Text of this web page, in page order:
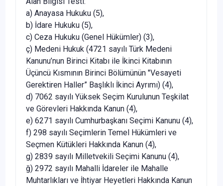
a) Anayasa Hukuku (5),
b) İdare Hukuku (5),
c) Ceza Hukuku (Genel Hükümler) (3),
ç) Medeni Hukuk (4721 sayılı Türk Medeni
Kanunu’nun Birinci Kitabı ile İkinci Kitabının
Üçüncü Kısmının Birinci Bölümünün "Vesayeti
Gerektiren Haller” Başlıklı İkinci Ayrımı) (4),
d) 7062 sayılı Yüksek Seçim Kurulunun Teşkilat
ve Görevleri Hakkında Kanun (4),
e) 6271 sayılı Cumhurbaşkanı Seçimi Kanunu (4),
f) 298 sayılı Seçimlerin Temel Hükümleri ve
Seçmen Kütükleri Hakkında Kanun (4),
g) 2839 sayılı Milletvekili Seçimi Kanunu (4),
ğ) 2972 sayılı Mahalli İdareler ile Mahalle
Muhtarlıkları ve İhtiyar Heyetleri Hakkında Kanun